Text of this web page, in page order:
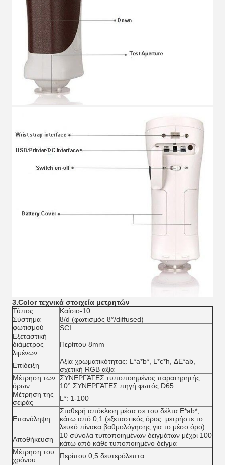
3.Color τεχνικά στοιχεία μετρητών
Τύπος
Καίσιο-10
Σύστημα
φωτισμού
8/d (φωτισμός 8°/diffused)
SCI
Εξεταστική
διάμετρος
λιμένων
Περίπου 8mm
Επίδειξη
Αξία χρωματικότητας: L*a*b*, L*c*h, ΔE*ab,
σχετική RGB αξία
Μέτρηση των
όρων
ΣΥΝΕΡΓΆΤΕΣ τυποποιημένος παρατηρητής
10° ΣΥΝΕΡΓΆΤΕΣ πηγή φωτός D65
Μέτρηση της
σειράς
L*: 1-100
Επανάληψη
Σταθερή απόκλιση μέσα σε του δέλτα E*ab*,
κάτω από 0,1 (εξεταστικός όρος: μετρήστε το
λευκό πίνακα βαθμολόγησης για το μέσο όρο)
Αποθήκευση
10 σύνολα τυποποιημένων δειγμάτων μέχρι 100
κάτω από κάθε τυποποιημένο δείγμα
Μέτρηση του
χρόνου
Περίπου 0,5 δευτερόλεπτα